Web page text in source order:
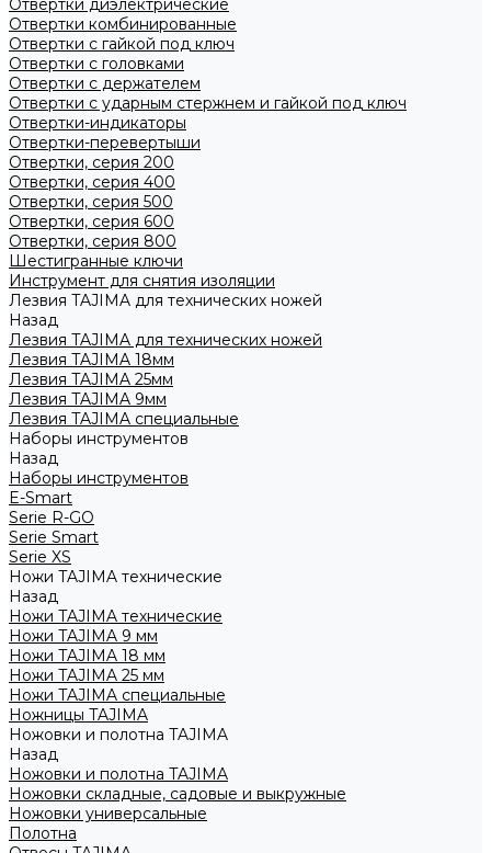
Отвертки диэлектрические
Отвертки комбинированные
Отвертки с гайкой под ключ
Отвертки с головками
Отвертки с держателем
Отвертки с ударным стержнем и гайкой под ключ
Отвертки-индикаторы
Отвертки-перевертыши
Отвертки, серия 200
Отвертки, серия 400
Отвертки, серия 500
Отвертки, серия 600
Отвертки, серия 800
Шестигранные ключи
Инструмент для снятия изоляции
Лезвия TAJIMA для технических ножей
Назад
Лезвия TAJIMA для технических ножей
Лезвия TAJIMA 18мм
Лезвия TAJIMA 25мм
Лезвия TAJIMA 9мм
Лезвия TAJIMA специальные
Наборы инструментов
Назад
Наборы инструментов
E-Smart
Serie R-GO
Serie Smart
Serie XS
Ножи TAJIMA технические
Назад
Ножи TAJIMA технические
Ножи TAJIMA 9 мм
Ножи TAJIMA 18 мм
Ножи TAJIMA 25 мм
Ножи TAJIMA специальные
Ножницы TAJIMA
Ножовки и полотна TAJIMA
Назад
Ножовки и полотна TAJIMA
Ножовки складные, садовые и выкружные
Ножовки универсальные
Полотна